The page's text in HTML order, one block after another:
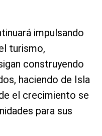
impulsando
turismo,
construyendo
haciendo de Isla
el crecimiento se
para sus